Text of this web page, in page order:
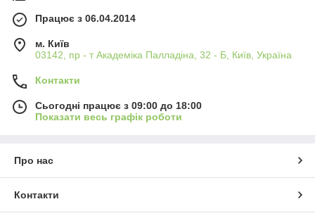
Працює з 06.04.2014
м. Київ
03142, пр - т Академіка Палладіна, 32 - Б, Київ, Україна
Контакти
Сьогодні працює з 09:00 до 18:00
Показати весь графік роботи
Про нас
Контакти